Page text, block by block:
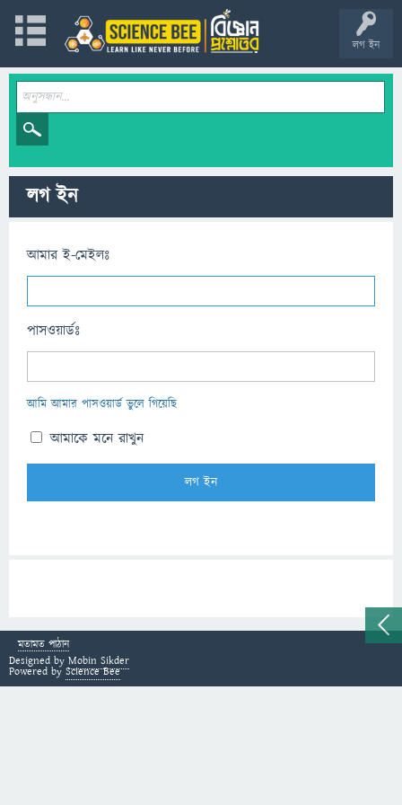
লগ ইন
লগ ইন
আমার ই-মেইলঃ
পাসওয়ার্ডঃ
আমি আমার পাসওয়ার্ড ভুলে গিয়েছি
আমাকে মনে রাখুন
মতামত পাঠান
Designed by Mobin Sikder
Powered by Science Bee